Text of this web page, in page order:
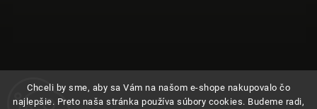
Chceli by sme, aby sa Vám na našom e-shope nakupovalo čo
najlepšie. Preto naša stránka používa súbory cookies. Budeme radi,